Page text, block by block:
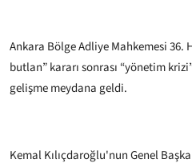
Ankara Bölge Adliye Mahkemesi
butlan” kararı sonrası “yönetim
gelişme meydana geldi.
Kemal Kılıçdaroğlu'nun Genel